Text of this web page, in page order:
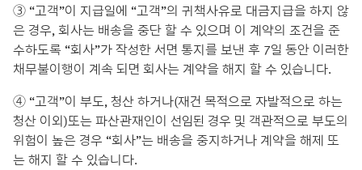
③ “고객”이 지급일에 “고객”의 귀책사유로 대금지급을 하지 않
은 경우, 회사는 배송을 중단 할 수 있으며 이 계약의 조건을 준
수하도록 “회사”가 작성한 서면 통지를 보낸 후 7일 동안 이러한
채무불이행이 계속 되면 회사는 계약을 해지 할 수 있습니다.
④ “고객”이 부도, 청산 하거나(재건 목적으로 자발적으로 하는
청산 이외)또는 파산관재인이 선임된 경우 및 객관적으로 부도의
위험이 높은 경우 “회사”는 배송을 중지하거나 계약을 해제 또
는 해지 할 수 있습니다.